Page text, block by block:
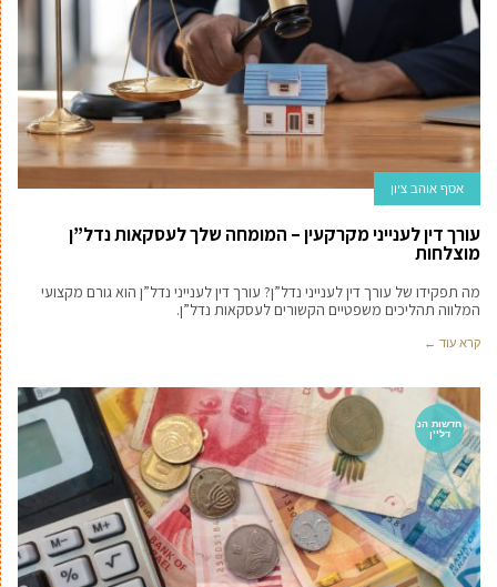
אסף אוהב ציון
עורך דין לענייני מקרקעין – המומחה שלך לעסקאות נדל”ן
מוצלחות
מה תפקידו של עורך דין לענייני נדל”ן? עורך דין לענייני נדל”ן הוא גורם מקצועי
המלווה תהליכים משפטיים הקשורים לעסקאות נדל”ן.
קרא עוד ←
חדשות הנ
דל''ן